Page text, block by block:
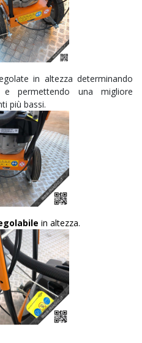
in altezza determinando
e permettendo una migliore
più bassi.
in altezza.